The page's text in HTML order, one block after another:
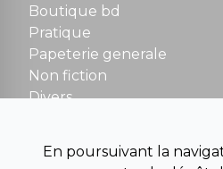
NOUS CONTACTER
contact@la-griffe-noire.com
Boutique bd
Pratique
Papeterie generale
Non fiction
Divers
Para scolaire
En poursuivant la